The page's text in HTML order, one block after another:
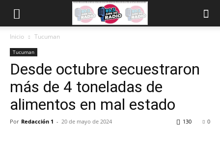
Inicio Tucuman
Tucuman
Desde octubre secuestraron
más de 4 toneladas de
alimentos en mal estado
Por Redacción 1 - 20 de mayo de 2024 0
130